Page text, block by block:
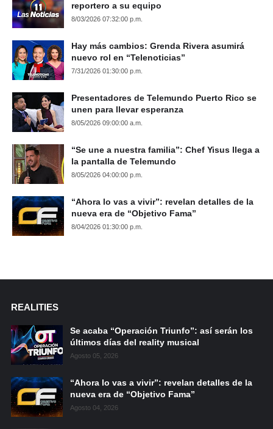
reportero a su equipo
8/03/2026 07:32:00 p.m.
Hay más cambios: Grenda Rivera asumirá
nuevo rol en “Telenoticias”
7/31/2026 01:30:00 p.m.
Presentadores de Telemundo Puerto Rico se
unen para llevar esperanza
8/05/2026 09:00:00 a.m.
“Se une a nuestra familia”: Chef Yisus llega a
la pantalla de Telemundo
8/05/2026 04:00:00 p.m.
“Ahora lo vas a vivir”: revelan detalles de la
nueva era de “Objetivo Fama”
8/04/2026 01:30:00 p.m.
REALITIES
Se acaba “Operación Triunfo”: así serán los
últimos días del reality musical
Agosto 05, 2026
“Ahora lo vas a vivir”: revelan detalles de la
nueva era de “Objetivo Fama”
Agosto 04, 2026